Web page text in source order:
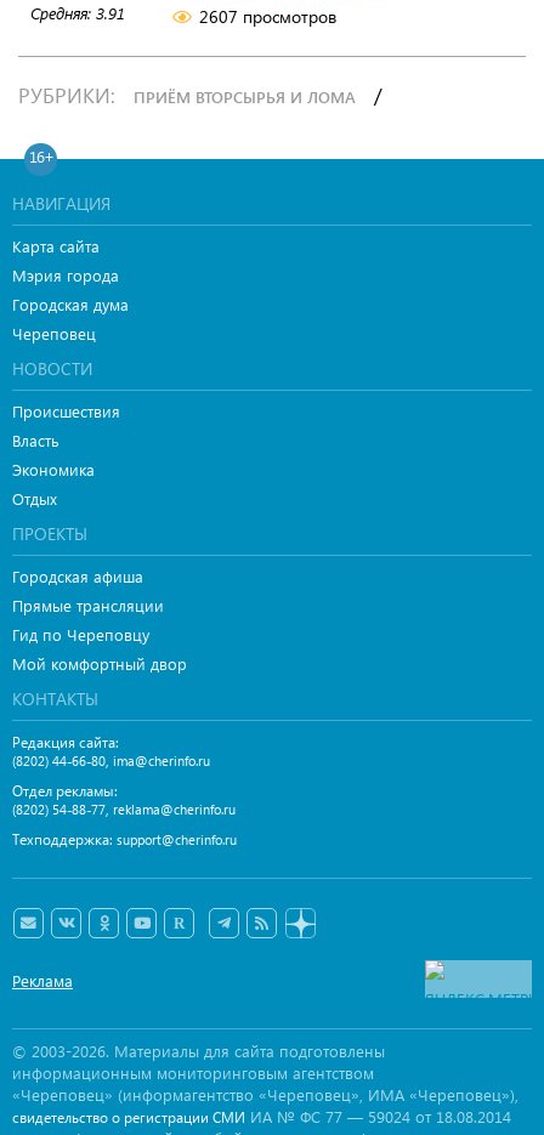
Средняя: 3.91
2607 просмотров
РУБРИКИ: ПРИЁМ ВТОРСЫРЬЯ И ЛОМА /
16+
НАВИГАЦИЯ
Карта сайта
Мэрия города
Городская дума
Череповец
НОВОСТИ
Происшествия
Власть
Экономика
Отдых
ПРОЕКТЫ
Городская афиша
Прямые трансляции
Гид по Череповцу
Мой комфортный двор
КОНТАКТЫ
Редакция сайта:
(8202) 44-66-80 ima@cherinfo.ru
Отдел рекламы:
(8202) 54-88-77 reklama@cherinfo.ru
Техподдержка: support@cherinfo.ru
Реклама
© 2003-2026. Материалы для сайта подготовлены
информационным мониторинговым агентством
«Череповец» (информагентство «Череповец», ИМА «Череповец»),
свидетельство о регистрации СМИ ИА № ФС 77 — 59024 от 18.08.2014